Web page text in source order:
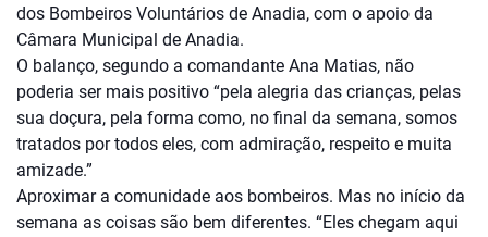
dos Bombeiros Voluntários de Anadia, com o apoio da
Câmara Municipal de Anadia.
O balanço, segundo a comandante Ana Matias, não
poderia ser mais positivo “pela alegria das crianças, pelas
sua doçura, pela forma como, no final da semana, somos
tratados por todos eles, com admiração, respeito e muita
amizade.”
Aproximar a comunidade aos bombeiros. Mas no início da
semana as coisas são bem diferentes. “Eles chegam aqui